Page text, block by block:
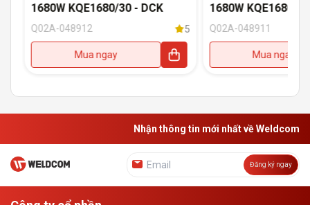
1680W KQE1680/30 - DCK
Q02A-048912 5
Mua ngay
1680W KQE1680/
Q02A-048911
Mua ngay
Nhận thông tin mới nhất về Weldcom
Đăng ký ngay